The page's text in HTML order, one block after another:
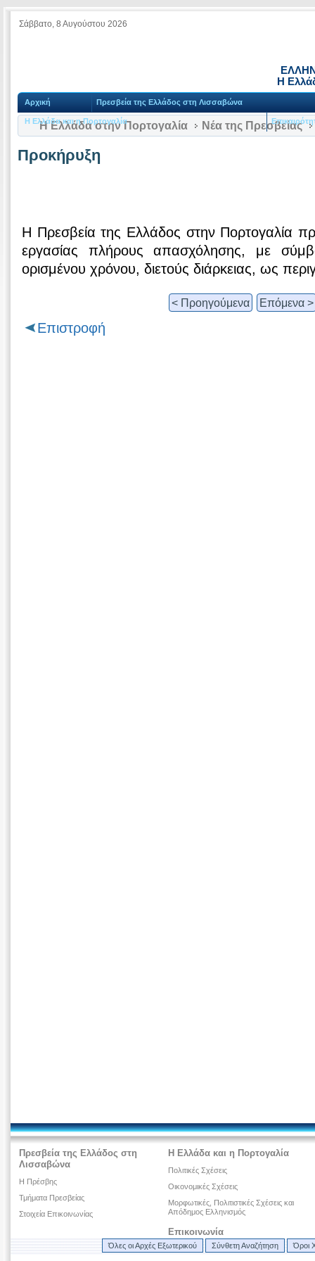
Σάββατο, 8 Αυγούστου 2026
Η
Αρχική Πρεσβεία της Ελλάδος στη Λισσαβώνα
Η Ελλάδα και η Πορτογαλία
Η Ελλάδα στην Πορτογαλία Νέα της Πρεσβείας
Προκήρυξη
Η Πρεσβεία της Ελλάδος στην Πορτογαλία
εργασίας πλήρους απασχόλησης, με
ορισμένου χρόνου, διετούς διάρκειας, ως
< Προηγούμενα Επόμενα >
Επιστροφή
Πρεσβεία της Ελλάδος στη
Λισσαβώνα
Η Πρέσβης
Τμήματα Πρεσβείας
Στοιχεία Επικοινωνίας
Η Ελλάδα και η Πορτογαλία
Πολιτικές Σχέσεις
Οικονομικές Σχέσεις
Μορφωτικές, Πολιτιστικές Σχέσεις και
Απόδημος Ελληνισμός
Επικοινωνία
Όλες οι Αρχές Εξωτερικού Σύνθετη Αναζήτηση Όροι